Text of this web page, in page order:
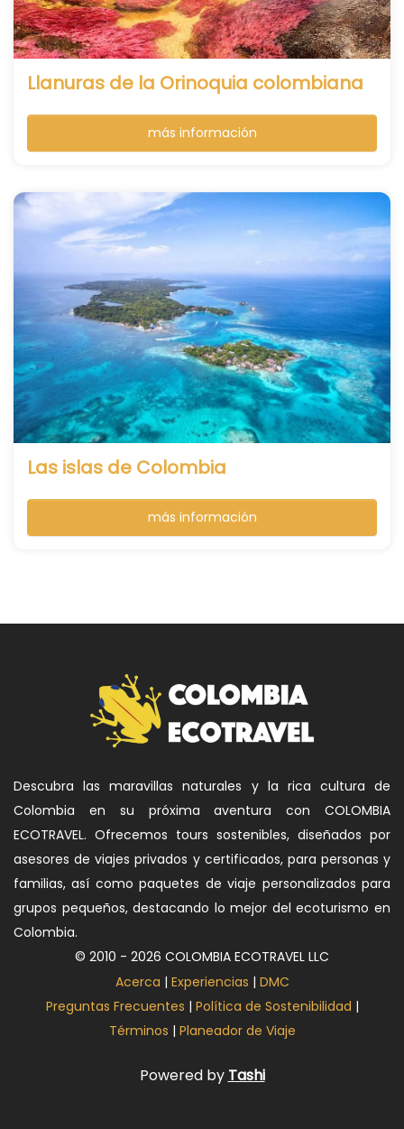
Llanuras de la Orinoquia colombiana
más información
Las islas de Colombia
más información
Descubra las maravillas naturales y la rica cultura de
Colombia en su próxima aventura con COLOMBIA
ECOTRAVEL. Ofrecemos tours sostenibles, diseñados por
asesores de viajes privados y certificados, para personas y
familias, así como paquetes de viaje personalizados para
grupos pequeños, destacando lo mejor del ecoturismo en
Colombia.
© 2010 - 2026 COLOMBIA ECOTRAVEL LLC
Acerca | Experiencias | DMC
Preguntas Frecuentes | Política de Sostenibilidad |
Términos | Planeador de Viaje
Powered by Tashi